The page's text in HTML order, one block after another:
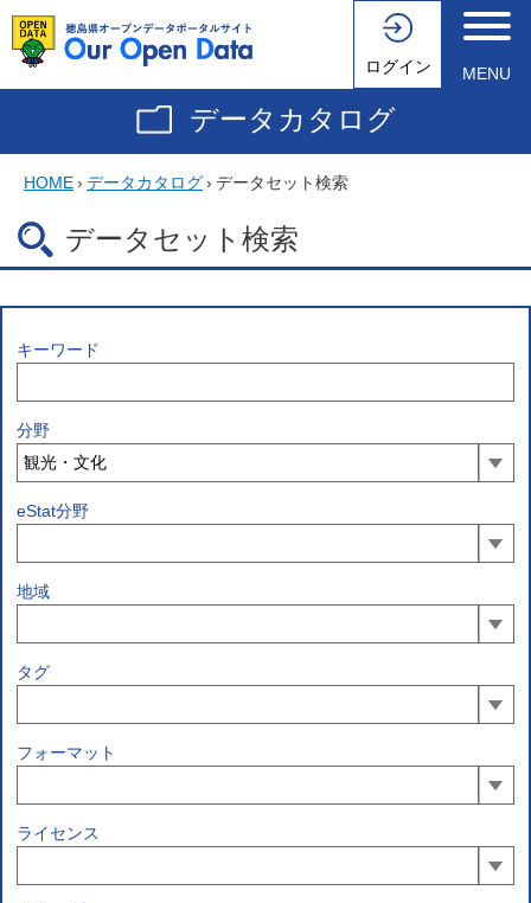
ログイン MENU
データカタログ
HOME› データカタログ› データセット検索
データセット検索
キーワード
分野
eStat分野
地域
タグ
フォーマット
ライセンス